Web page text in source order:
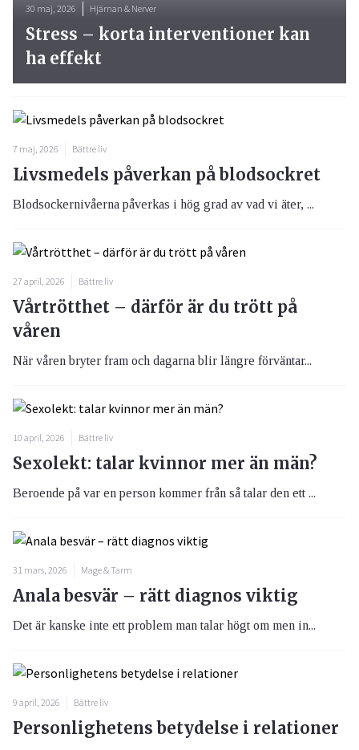
30 maj, 2026 Hjärnan & Nerver
Stress – korta interventioner kan
ha effekt
7 maj, 2026 Bättre liv
Livsmedels påverkan på blodsockret
Blodsockernivåerna påverkas i hög grad av vad vi äter, ...
27 april, 2026 Bättre liv
Vårtrötthet – därför är du trött på
våren
När våren bryter fram och dagarna blir längre förväntar...
10 april, 2026 Bättre liv
Sexolekt: talar kvinnor mer än män?
Beroende på var en person kommer från så talar den ett ...
31 mars, 2026 Mage & Tarm
Anala besvär – rätt diagnos viktig
Det är kanske inte ett problem man talar högt om men in...
9 april, 2026 Bättre liv
Personlighetens betydelse i relationer